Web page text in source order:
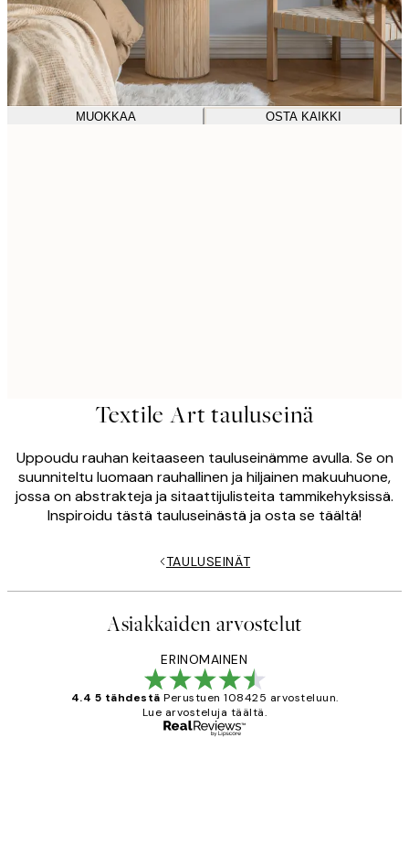
MUOKKAA OSTA KAIKKI
Textile Art tauluseinä
Uppoudu rauhan keitaaseen tauluseinämme avulla. Se on
suunniteltu luomaan rauhallinen ja hiljainen makuuhuone,
jossa on abstrakteja ja sitaattijulisteita tammikehyksissä.
Inspiroidu tästä tauluseinästä ja osta se täältä!
TAULUSEINÄT
Asiakkaiden arvostelut
ERINOMAINEN
4.4 5 tähdestä Perustuen 108425 arvosteluun.
Lue arvosteluja täältä.